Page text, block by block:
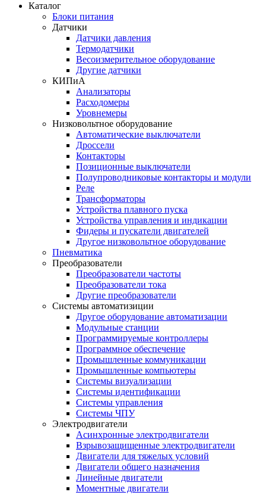
Каталог
Блоки питания
Датчики
Датчики давления
Термодатчики
Весоизмерительное оборудование
Другие датчики
КИПиА
Анализаторы
Расходомеры
Уровнемеры
Низковольтное оборудование
Автоматические выключатели
Дроссели
Контакторы
Позиционные выключатели
Полупроводниковые контакторы и модули
Реле
Трансформаторы
Устройства плавного пуска
Устройства управления и индикации
Фидеры и пускатели двигателей
Другое низковольтное оборудование
Пневматика
Преобразователи
Преобразователи частоты
Преобразователи тока
Другие преобразователи
Системы автоматизиции
Другое оборудование автоматизации
Модульные станции
Программируемые контроллеры
Программное обеспечение
Промышленные коммуникации
Промышленные компьютеры
Системы визуализации
Системы идентификации
Системы управления
Системы ЧПУ
Электродвигатели
Асинхронные электродвигатели
Взрывозащищенные электродвигатели
Двигатели для тяжелых условий
Двигатели общего назначения
Линейные двигатели
Моментные двигатели